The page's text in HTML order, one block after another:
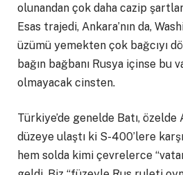
olunandan çok daha cazip
Esas trajedi, Ankara’nın da,
üzümü yemekten çok bağcıyı
bağın bağbanı Rusya içinse bu
olmayacak cinsten.
Türkiye’de genelde Batı, özelde
düzeye ulaştı ki S-400’lere
hem solda kimi çevrelerce